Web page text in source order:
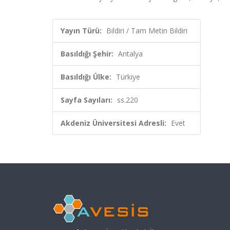
Yayın Türü: Bildiri / Tam Metin Bildiri
Basıldığı Şehir: Antalya
Basıldığı Ülke: Türkiye
Sayfa Sayıları: ss.220
Akdeniz Üniversitesi Adresli: Evet